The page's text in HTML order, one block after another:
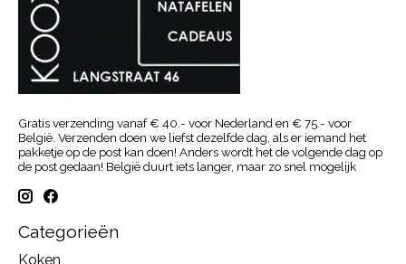
Gratis verzending vanaf € 40.- voor Nederland en € 75.- voor
België. Verzenden doen we liefst dezelfde dag, als er iemand het
pakketje op de post kan doen! Anders wordt het de volgende dag op
de post gedaan! België duurt iets langer, maar zo snel mogelijk
Categorieën
Koken